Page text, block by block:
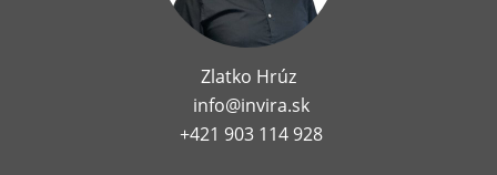
Zlatko Hrúz
info@invira.sk
+421 903 114 928